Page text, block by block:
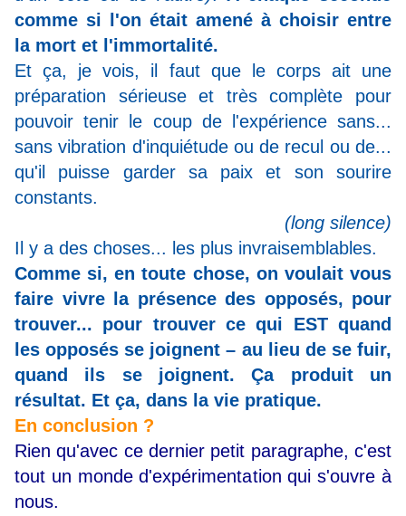
comme si l'on était amené à choisir entre
la mort et l'immortalité.
Et ça, je vois, il faut que le corps ait une
préparation sérieuse et très complète pour
pouvoir tenir le coup de l'expérience sans...
sans vibration d'inquiétude ou de recul ou de...
qu'il puisse garder sa paix et son sourire
constants.
(long silence)
Il y a des choses... les plus invraisemblables.
Comme si, en toute chose, on voulait vous
faire vivre la présence des opposés, pour
trouver... pour trouver ce qui EST quand
les opposés se joignent – au lieu de se fuir,
quand ils se joignent. Ça produit un
résultat. Et ça, dans la vie pratique.
En conclusion ?
Rien qu'avec ce dernier petit paragraphe, c'est
tout un monde d'expérimentation qui s'ouvre à
nous.